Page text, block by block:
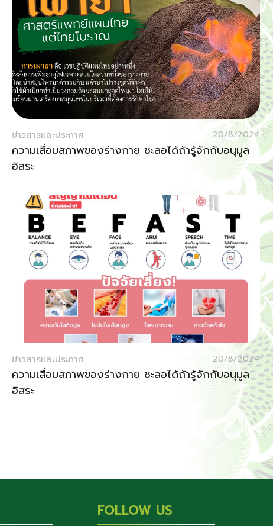
ข่าวสารและประกาศ 20/8/2024
ความเสื่อมสภาพของร่างกาย ชะลอได้ถ้ารู้จักกับอนุมูล
อิสระ
ข่าวสารและประกาศ 20/8/2024
ความเสื่อมสภาพของร่างกาย ชะลอได้ถ้ารู้จักกับอนุมูล
อิสระ
FOLLOW US